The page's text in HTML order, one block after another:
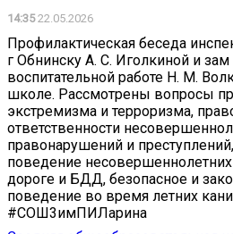
14:3522.05.2026
Профилактическая беседа
г Обнинску А. С. Иголкиной и
воспитательной работе Н. М.
школе. Рассмотрены вопросы
экстремизма и терроризма,
ответственности
правонарушений и
поведение
дороге и БДД, безопасное и
поведение во время летних
#СОШ3имПИЛарина